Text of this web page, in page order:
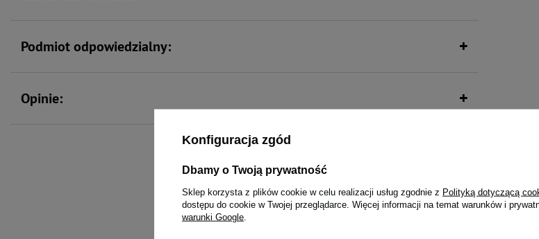
Podmiot odpowiedzialny:
Opinie:
To także ucieszy
Konfiguracja zgód
Dbamy o Twoją prywatność
Sklep korzysta z plików cookie w celu realizacji usług zgodnie z Polityką dotyczącą
dostępu do cookie w Twojej przeglądarce. Więcej informacji na temat warunków i
warunki Google